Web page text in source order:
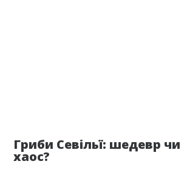
Гриби Севільї: шедевр чи
хаос?